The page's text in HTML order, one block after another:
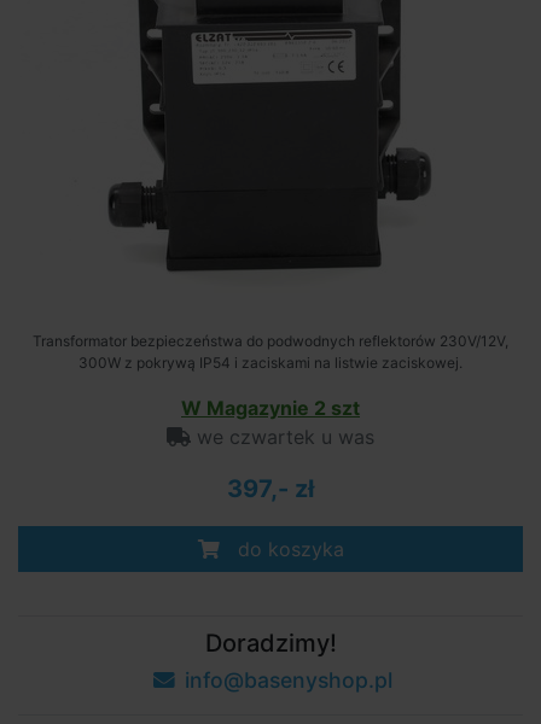
Transformator bezpieczeństwa do podwodnych reflektorów 230V/12V,
300W z pokrywą IP54 i zaciskami na listwie zaciskowej.
W Magazynie 2 szt
we czwartek u was
397,- zł
do koszyka
Doradzimy!
info@basenyshop.pl